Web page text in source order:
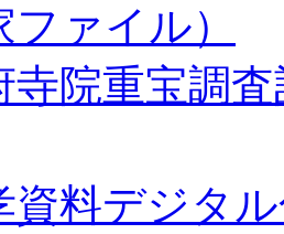
ファイル）
寺院重宝調
資料デジタ